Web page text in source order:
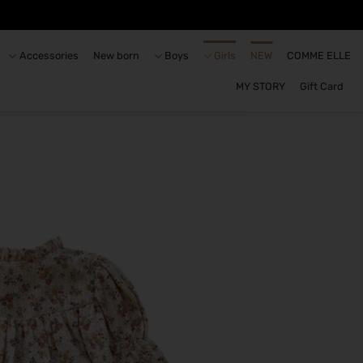
COMME ELLE
NEW
Girls
Boys
New born
Accessories
Gift Card
MY STORY